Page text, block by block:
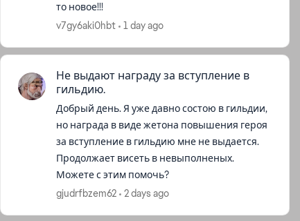
то новое!!!
v7gy6aki0hbt
1 day ago
Не выдают награду за вступление в
гильдию.
Добрый день. Я уже давно состою в гильдии,
но награда в виде жетона повышения героя
за вступление в гильдию мне не выдается.
Продолжает висеть в невыполненых.
Можете с этим помочь?
gjudrfbzem62
2 days ago